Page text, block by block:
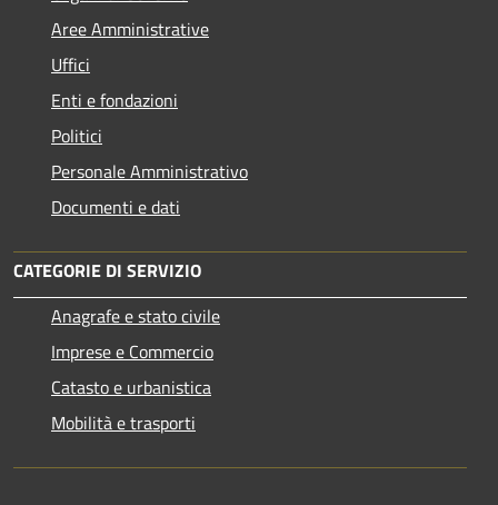
Aree Amministrative
Uffici
Enti e fondazioni
Politici
Personale Amministrativo
Documenti e dati
CATEGORIE DI SERVIZIO
Anagrafe e stato civile
Imprese e Commercio
Catasto e urbanistica
Mobilità e trasporti